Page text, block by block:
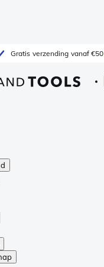
Gratis verzending vanaf €50